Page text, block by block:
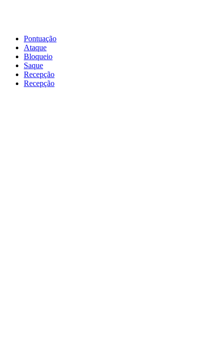
Pontuação
Ataque
Bloqueio
Saque
Recepção
Recepção